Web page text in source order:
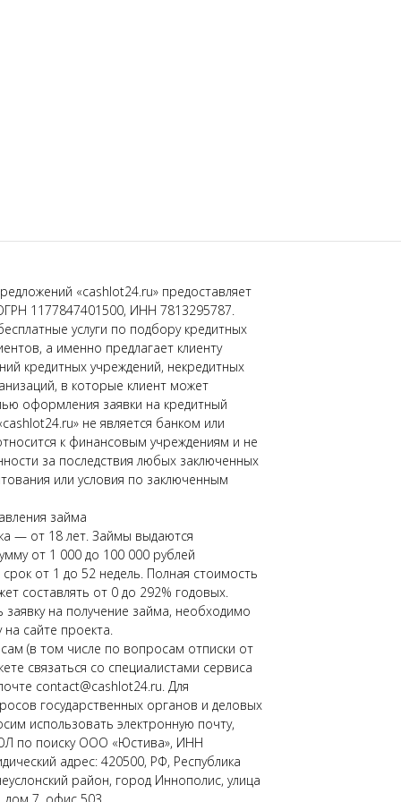
«cashlot24.ru» предоставляет
1177847401500, ИНН 7813295787.
услуги по подбору кредитных
а именно предлагает клиенту
кредитных учреждений, некредитных
в которые клиент может
оформления заявки на кредитный
не является банком или
к финансовым учреждениям и не
за последствия любых заключенных
или условия по заключенным
займа
— от 18 лет. Займы выдаются
от 1 000 до 100 000 рублей
от 1 до 52 недель. Полная стоимость
составлять от 0 до 292% годовых.
на получение займа, необходимо
на сайте проекта.
(в том числе по вопросам отписки от
связаться со специалистами сервиса
contact@cashlot24.ru. Для
государственных органов и деловых
использовать электронную почту,
по поиску ООО «Юстива», ИНН
адрес: 420500, РФ, Республика
район, город Иннополис, улица